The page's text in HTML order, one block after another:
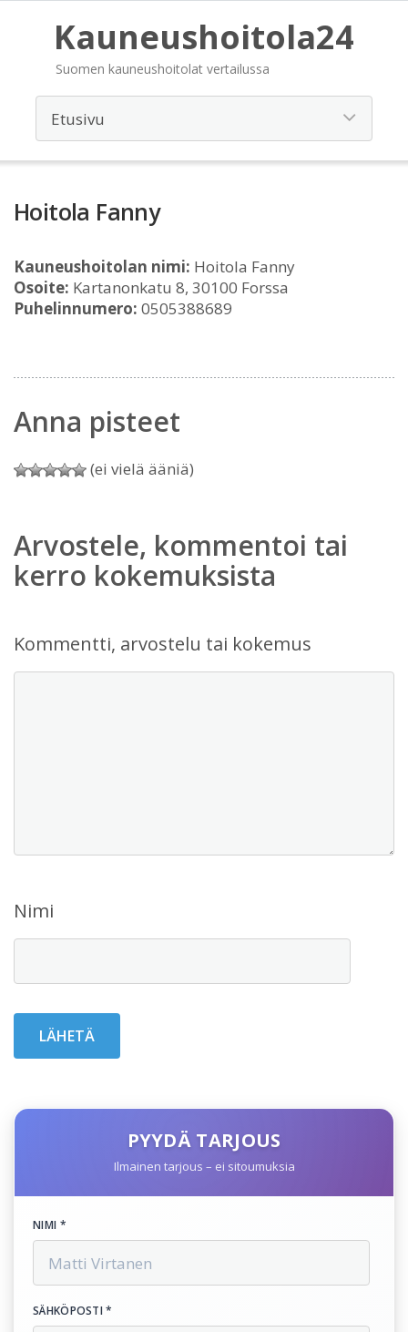
Kauneushoitola24
Suomen kauneushoitolat vertailussa
Hoitola Fanny
Kauneushoitolan nimi: Hoitola Fanny
Osoite: Kartanonkatu 8, 30100 Forssa
Puhelinnumero: 0505388689
Anna pisteet
(ei vielä ääniä)
Arvostele, kommentoi tai
kerro kokemuksista
Kommentti, arvostelu tai kokemus
Nimi
PYYDÄ TARJOUS
Ilmainen tarjous – ei sitoumuksia
NIMI *
SÄHKÖPOSTI *